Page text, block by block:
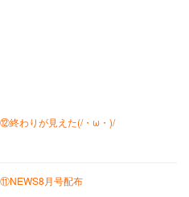
終わりが見えた(/・ω・)/
月号配布